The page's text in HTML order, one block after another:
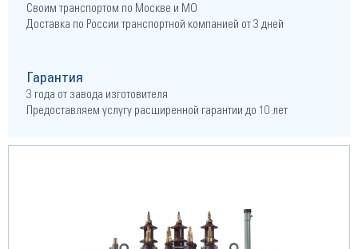
Своим транспортом по Москве и МО
Доставка по России транспортной компанией от 3 дней
Гарантия
3 года от завода изготовителя
Предоставляем услугу расширенной гарантии до 10 лет